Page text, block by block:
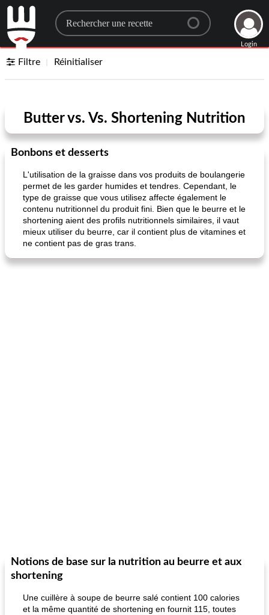
Search for a recipe
Login
Filtre Réinitialiser
Butter vs. Vs. Shortening Nutrition
Bonbons et desserts
L'utilisation de la graisse dans vos produits de boulangerie
permet de les garder humides et tendres. Cependant, le
type de graisse que vous utilisez affecte également le
contenu nutritionnel du produit fini. Bien que le beurre et le
shortening aient des profils nutritionnels similaires, il vaut
mieux utiliser du beurre, car il contient plus de vitamines et
ne contient pas de gras trans.
Notions de base sur la nutrition au beurre et aux
shortening
Une cuillère à soupe de beurre salé contient 100 calories
et la même quantité de shortening en fournit 115, toutes